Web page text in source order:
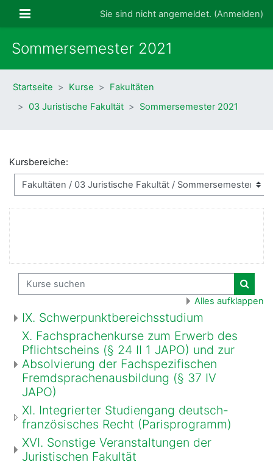
Website-ÜbersichtSie sind nicht angemeldet. (Anmelden)
Sommersemester 2021
Startseite Kurse
Fakultäten
03 Juristische Fakultät
Sommersemester 2021
Kursbereiche:
Kurse suchen
Kurse
Alles aufklappen
IX. Schwerpunktbereichsstudium
X. Fachsprachenkurse zum Erwerb des
Pflichtscheins (§ 24 II 1 JAPO) und zur
Absolvierung der Fachspezifischen
Fremdsprachenausbildung (§ 37 IV
JAPO)
XI. Integrierter Studiengang deutsch-
französisches Recht (Parisprogramm)
XVI. Sonstige Veranstaltungen der
Juristischen Fakultät